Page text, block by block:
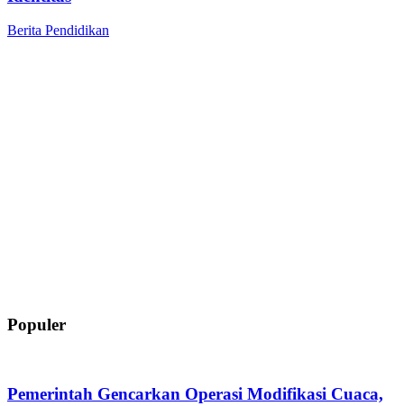
Berita Pendidikan
Populer
Pemerintah Gencarkan Operasi Modifikasi Cuaca,